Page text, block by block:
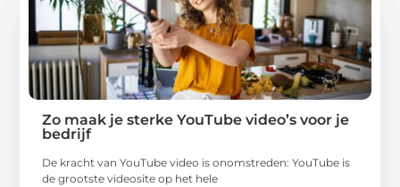
Zo maak je sterke YouTube video’s voor je
bedrijf
De kracht van YouTube video is onomstreden: YouTube is
de grootste videosite op het hele